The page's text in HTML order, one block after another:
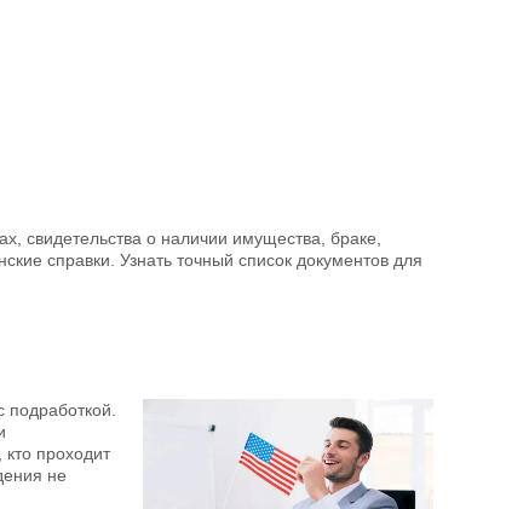
свидетельства о наличии имущества, браке,
справки. Узнать точный список документов для
проходит
не